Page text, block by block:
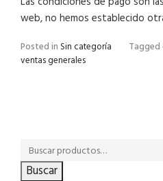
web, no hemos establecido
Posted in Sin categoría Tagged
ventas generales
Buscar